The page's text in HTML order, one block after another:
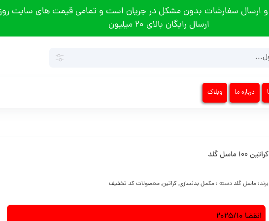
ارسال سفارشات بدون مشکل در جریان است و تمامی قیمت های سایت
ارسال رایگان بالای 20 میلیون
درباره ما وبلاگ
کراتین 100 ماسل گلد
برند: ماسل گلددسته : مکمل بدنسازی,کراتین,محصولات کد تخفیف
انقضا 2025/10